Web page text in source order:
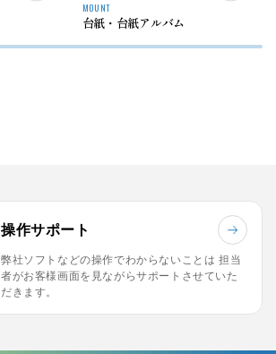
MOUNT
台紙・台紙アルバム
操作サポート
弊社ソフトなどの操作でわからないことは 担当
者がお客様画面を見ながらサポートさせていた
だきます。